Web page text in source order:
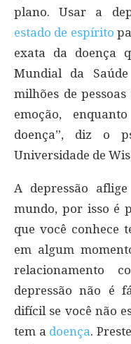
plano. Usar a
estado de espírito
exata da doença
Mundial da
milhões de
emoção,
doença”, diz o
Universidade de
A depressão
mundo, por isso é
que você conhece
em algum
relacionamento
depressão não é
difícil se você não
tem a doença.